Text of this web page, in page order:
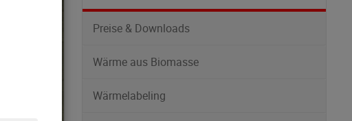
Preise & Downloads
Wärme aus Biomasse
Wärmelabeling